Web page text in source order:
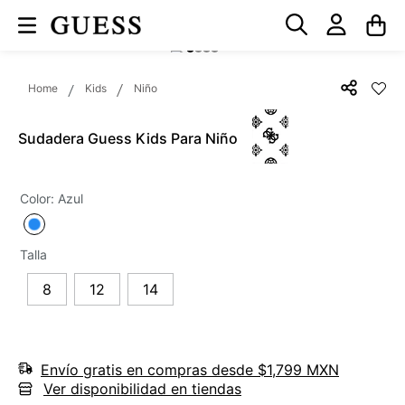
Kids Niño
Sudadera Guess Kids Para Niño
Talla
8 12 14
Color: Azul
Envío gratis en compras desde $1,799 MXN
Ver disponibilidad en tiendas